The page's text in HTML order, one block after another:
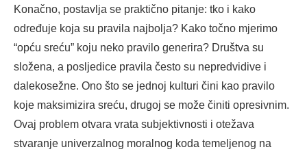
Konačno, postavlja se praktično pitanje: tko i kako
određuje koja su pravila najbolja? Kako točno mjerimo
“opću sreću” koju neko pravilo generira? Društva su
složena, a posljedice pravila često su nepredvidive i
dalekosežne. Ono što se jednoj kulturi čini kao pravilo
koje maksimizira sreću, drugoj se može činiti opresivnim.
Ovaj problem otvara vrata subjektivnosti i otežava
stvaranje univerzalnog moralnog koda temeljenog na